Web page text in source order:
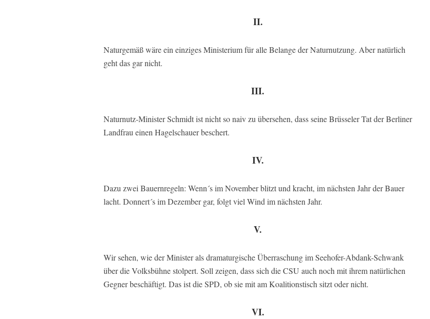
II.
Naturgemäß wäre ein einziges Ministerium für alle Belange der Naturnutzung. Aber natürlich
geht das gar nicht.
III.
Naturnutz-Minister Schmidt ist nicht so naiv zu übersehen, dass seine Brüsseler Tat der Berliner
Landfrau einen Hagelschauer beschert.
IV.
Dazu zwei Bauernregeln: Wenn´s im November blitzt und kracht, im nächsten Jahr der Bauer
lacht. Donnert´s im Dezember gar, folgt viel Wind im nächsten Jahr.
V.
Wir sehen, wie der Minister als dramaturgische Überraschung im Seehofer-Abdank-Schwank
über die Volksbühne stolpert. Soll zeigen, dass sich die CSU auch noch mit ihrem natürlichen
Gegner beschäftigt. Das ist die SPD, ob sie mit am Koalitionstisch sitzt oder nicht.
VI.